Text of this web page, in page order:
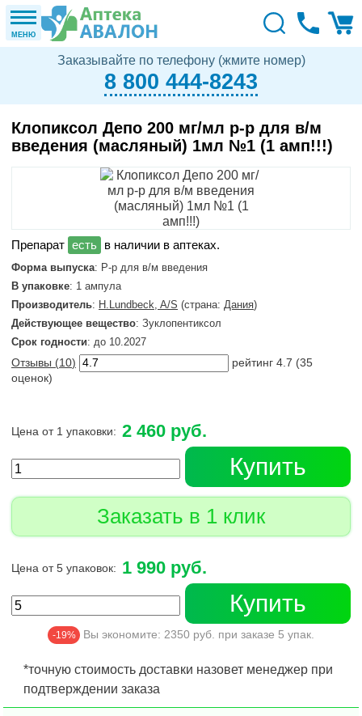
МЕНЮ
Заказывайте по телефону (жмите номер)
8 800 444-8243
Клопиксол Депо 200 мг/мл р-р для в/м
введения (масляный) 1мл №1 (1 амп!!!)
в наличии в аптеках.
Форма выпуска: Р-р для в/м введения
В упаковке: 1 ампула
Производитель: H.Lundbeck, A/S (страна: Дания)
Действующее вещество: Зуклопентиксол
Срок годности: до 10.2027
Отзывы (10) рейтинг 4.7 (35
оценок)
Цена от 1 упаковки: 2 460 руб.
Купить
Заказать в 1 клик
Цена от 5 упаковок: 1 990 руб.
Купить
-19% Вы экономите: 2350 руб. при заказе 5 упак.
*точную стоимость доставки назовет менеджер при
подтверждении заказа